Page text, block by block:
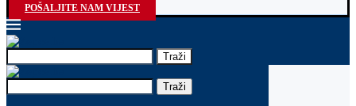
POŠALJITE NAM VIJEST
Traži
Traži